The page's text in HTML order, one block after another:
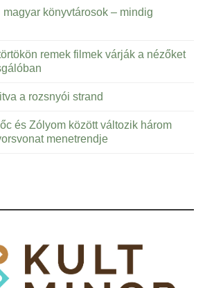
könyvtárosok – mindig
remek filmek várják a nézőket
a rozsnyói strand
és Zólyom között változik három
menetrendje